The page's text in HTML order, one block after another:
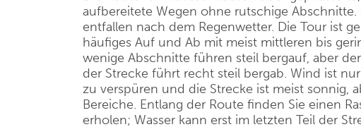
aufbereitete Wegen ohne rutschige Abschnitte.
entfallen nach dem Regenwetter. Die Tour ist
häufiges Auf und Ab mit meist mittleren bis
wenige Abschnitte führen steil bergauf, aber
der Strecke führt recht steil bergab. Wind ist
zu verspüren und die Strecke ist meist sonnig,
Bereiche. Entlang der Route finden Sie einen
erholen; Wasser kann erst im letzten Teil der